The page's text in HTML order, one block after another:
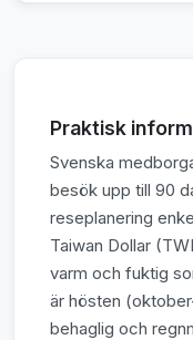
Praktisk
Svenska
besök upp till 90
reseplanering
Taiwan Dollar
varm och fuktig
är hösten
behaglig och